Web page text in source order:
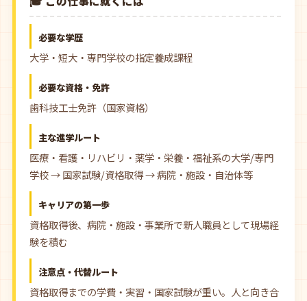
必要な学歴
大学・短大・専門学校の指定養成課程
必要な資格・免許
歯科技工士免許（国家資格）
主な進学ルート
医療・看護・リハビリ・薬学・栄養・福祉系の大学/専門
学校 → 国家試験/資格取得 → 病院・施設・自治体等
キャリアの第一歩
資格取得後、病院・施設・事業所で新人職員として現場経
験を積む
注意点・代替ルート
資格取得までの学費・実習・国家試験が重い。人と向き合